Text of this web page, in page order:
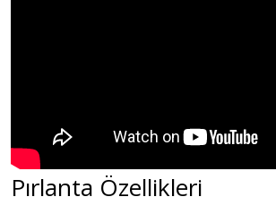
Pırlanta Özellikleri